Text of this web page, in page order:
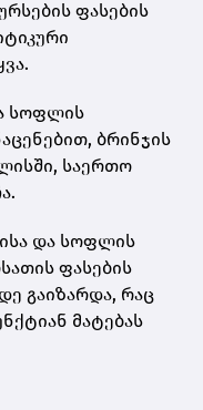
ფასების
სოფლის
ბრინჯის
საერთო
და სოფლის
ფასების
გაიზარდა, რაც
მატებას